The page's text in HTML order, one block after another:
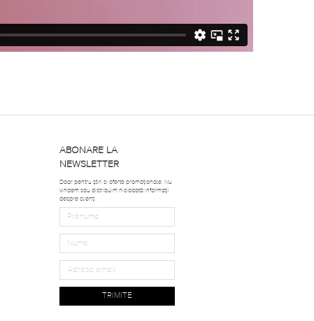
ABONARE LA
NEWSLETTER
Doar pentru știri si oferte promoționale. Nu
vindem sau distribuim niciodată informații
despre clienți.
TRIMITE